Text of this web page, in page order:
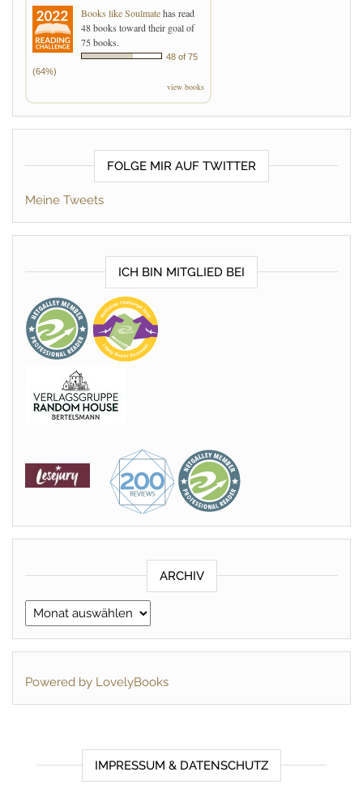
Books like Soulmatehas read
48 books toward their goal of
75 books.
48 of 75
(64%)
view books
FOLGE MIR AUF TWITTER
Meine Tweets
ICH BIN MITGLIED BEI
ARCHIV
Archiv
Powered by LovelyBooks
IMPRESSUM & DATENSCHUTZ